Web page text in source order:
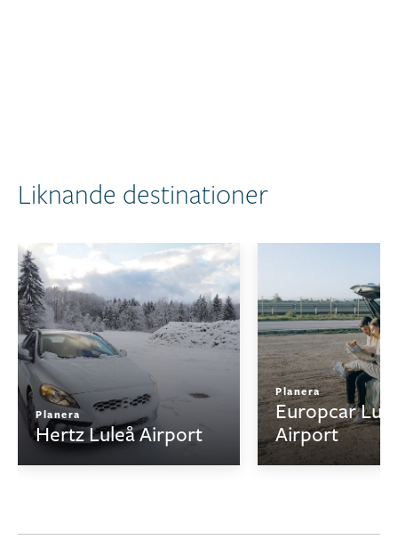
Liknande destinationer
Planera
Hertz Luleå Airport
Planera
Europcar
Airport